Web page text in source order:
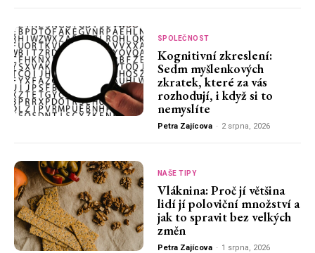
SPOLEČNOST
Kognitivní zkreslení:
Sedm myšlenkových
zkratek, které za vás
rozhodují, i když si to
nemyslíte
Petra Zajícova - 2 srpna, 2026
NAŠE TIPY
Vláknina: Proč jí většina
lidí jí poloviční množství a
jak to spravit bez velkých
změn
Petra Zajícova - 1 srpna, 2026